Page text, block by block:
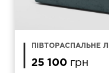
ПІВТОРАСПАЛЬНЕ
25 100 грн